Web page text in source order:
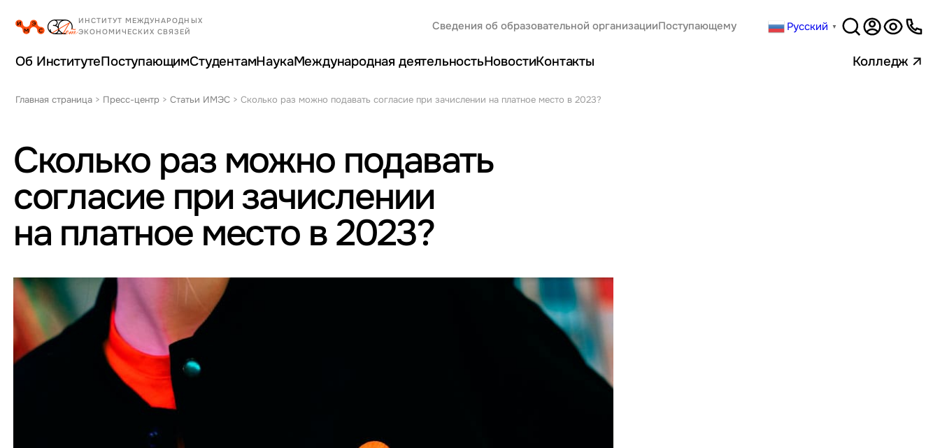
Сведения об образовательной организацииПоступающему Русский ▼
Версия
для
Об ИнститутеПоступающимСтудентамНаукаМеждународная деятельностьНовостиКонтакты Колледж
Главная страница > Пресс-центр >Статьи ИМЭС >Сколько раз можно подавать согласие при зачислении на платное место в 2023?
Сколько раз можно подавать
согласие при зачислении
на платное место в 2023?